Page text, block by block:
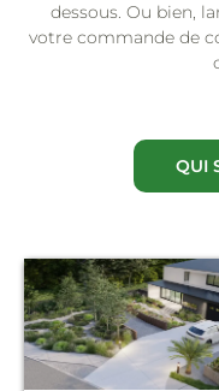
dessous. Ou bien,
votre commande de
QUI